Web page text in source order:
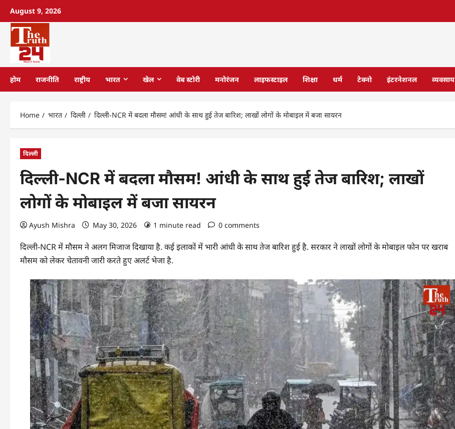
August 9, 2026
होम राजनीति राष्ट्रीय भारत खेल वेब स्टोरी मनोरंजन लाइफस्टाइल शिक्षा धर्म टेक्नो इंटरनेशनल व्यवसाय
Home भारत दिल्ली दिल्ली-NCR में बदला मौसम! आंधी के साथ हुई तेज बारिश; लाखों लोगों के मोबाइल में बजा सायरन
दिल्ली
दिल्ली-NCR में बदला मौसम! आंधी के साथ हुई तेज बारिश; लाखों
लोगों के मोबाइल में बजा सायरन
Ayush Mishra May 30, 2026 1 minute read 0 comments
दिल्ली-NCR में मौसम ने अलग मिजाज दिखाया है. कई इलाकों में भारी आंधी के साथ तेज बारिश हुई है. सरकार ने लाखों लोगों के मोबाइल फोन पर खराब
मौसम को लेकर चेतावनी जारी करते हुए अलर्ट भेजा है.